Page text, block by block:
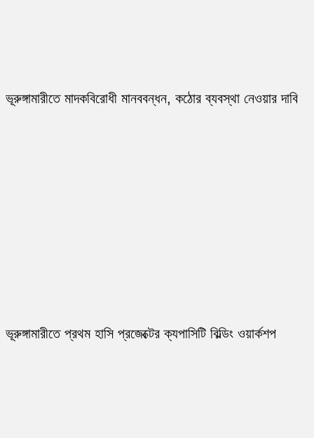
ভূরুঙ্গামারীতে মাদকবিরোধী মানববন্ধন, কঠোর ব্যবস্থা নেওয়ার দাবি
ভূরুঙ্গামারীতে প্রথম হাসি প্রজেক্টের ক্যপাসিটি বিল্ডিং ওয়ার্কশপ